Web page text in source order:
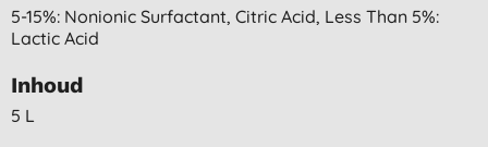
5-15%: Nonionic Surfactant, Citric Acid, Less Than 5%:
Lactic Acid
Inhoud
5 L